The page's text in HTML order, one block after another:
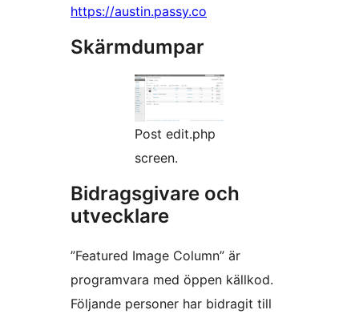
https://austin.passy.co
Skärmdumpar
Post edit.php
screen.
Bidragsgivare och
utvecklare
”Featured Image Column” är
programvara med öppen källkod.
Följande personer har bidragit till